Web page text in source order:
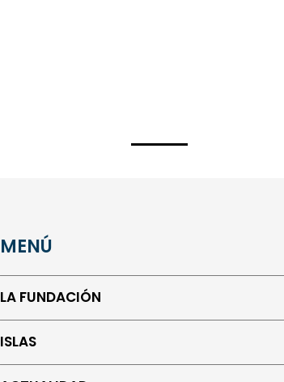
MENÚ
LA FUNDACIÓN
ISLAS